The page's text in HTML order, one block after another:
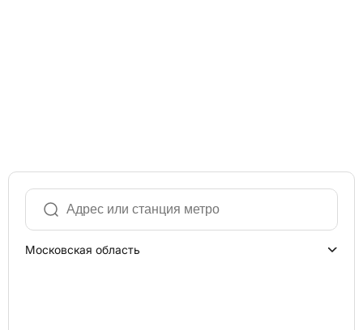
Московская область